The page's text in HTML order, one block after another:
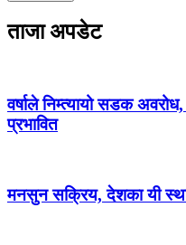
ताजा अपडेट
वर्षाले निम्त्यायो सडक अवरोध,
प्रभावित
मनसुन सक्रिय, देशका यी